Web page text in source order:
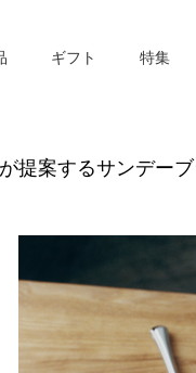
ギフト 特集
提案するサンデー